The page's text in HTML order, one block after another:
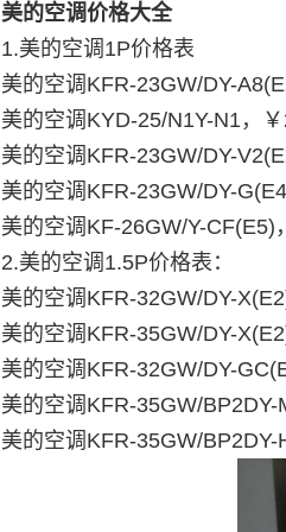
美的空调价格大全
1.美的空调1P价格表
美的空调KFR-23GW/DY-
美的空调KYD-25/N1Y-N1，
美的空调KFR-23GW/DY-
美的空调KFR-23GW/DY-
美的空调KF-26GW/Y-CF(E5)
2.美的空调1.5P价格表：
美的空调KFR-32GW/DY-
美的空调KFR-35GW/DY-
美的空调KFR-32GW/DY-
美的空调KFR-35GW/BP2DY-
美的空调KFR-35GW/BP2DY-